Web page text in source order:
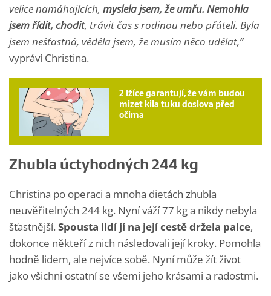
velice namáhajících, myslela jsem, že umřu. Nemohla
jsem řídit, chodit, trávit čas s rodinou nebo přáteli. Byla
jsem nešťastná, věděla jsem, že musím něco udělat,“
vypráví Christina.
2 lžíce garantují, že vám budou
mizet kila tuku doslova před
očima
Zhubla úctyhodných 244 kg
Christina po operaci a mnoha dietách zhubla
neuvěřitelných 244 kg. Nyní váží 77 kg a nikdy nebyla
šťastnější. Spousta lidí jí na její cestě držela palce,
dokonce někteří z nich následovali její kroky. Pomohla
hodně lidem, ale nejvíce sobě. Nyní může žít život
jako všichni ostatní se všemi jeho krásami a radostmi.